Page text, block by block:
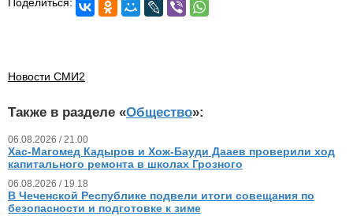
Новости СМИ2
Также в разделе «Общество»:
06.08.2026 / 21.00
Хас-Магомед Кадыров и Хож-Бауди Дааев проверили ход
капитального ремонта в школах Грозного
06.08.2026 / 19.18
В Чеченской Республике подвели итоги совещания по
безопасности и подготовке к зиме